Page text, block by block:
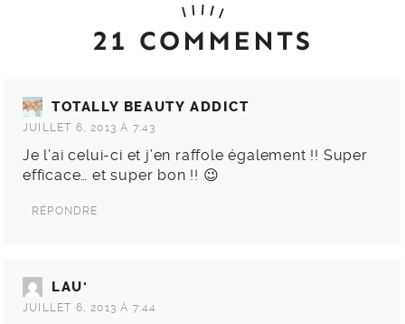
21 COMMENTS
TOTALLY BEAUTY ADDICT
JUILLET 6, 2013 À 7:43
Je l’ai celui-ci et j’en raffole également !! Super
efficace… et super bon !! 😉
RÉPONDRE
LAU'
JUILLET 6, 2013 À 7:44